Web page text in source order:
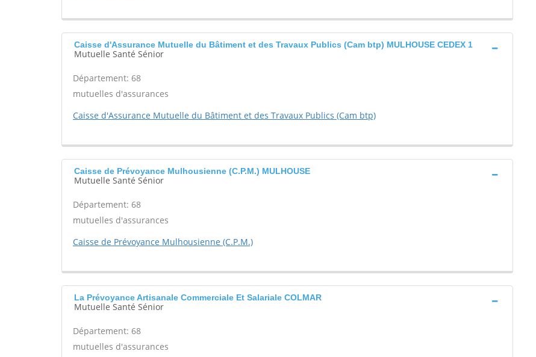
Caisse d'Assurance Mutuelle du Bâtiment et des Travaux Publics (Cam btp) MULHOUSE CEDEX 1
Mutuelle Santé Sénior
Département: 68
mutuelles d'assurances
Caisse d'Assurance Mutuelle du Bâtiment et des Travaux Publics (Cam btp)
Caisse de Prévoyance Mulhousienne (C.P.M.) MULHOUSE
Mutuelle Santé Sénior
Département: 68
mutuelles d'assurances
Caisse de Prévoyance Mulhousienne (C.P.M.)
La Prévoyance Artisanale Commerciale Et Salariale COLMAR
Mutuelle Santé Sénior
Département: 68
mutuelles d'assurances